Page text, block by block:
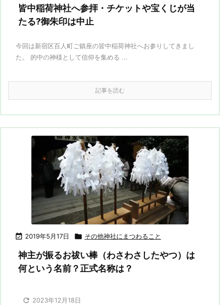
皆中稲荷神社へ参拝・チケットや宝くじが当
たる?御朱印は中止
今回は新宿区百人町ご鎮座の皆中稲荷神社へお参りしてきまし
た。 的中の神様として信仰を集める ...
記事を読む
 2019年5月17日  その他神社にまつわること
神主が振るお祓い棒（わさわさしたやつ）は
何という名前？正式名称は？
 2023年12月18日